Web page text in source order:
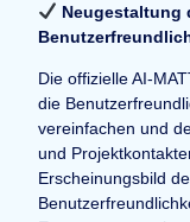
Neugestaltung
Die offizielle AI-
die
vereinfachen und
und
Erscheinungsbild